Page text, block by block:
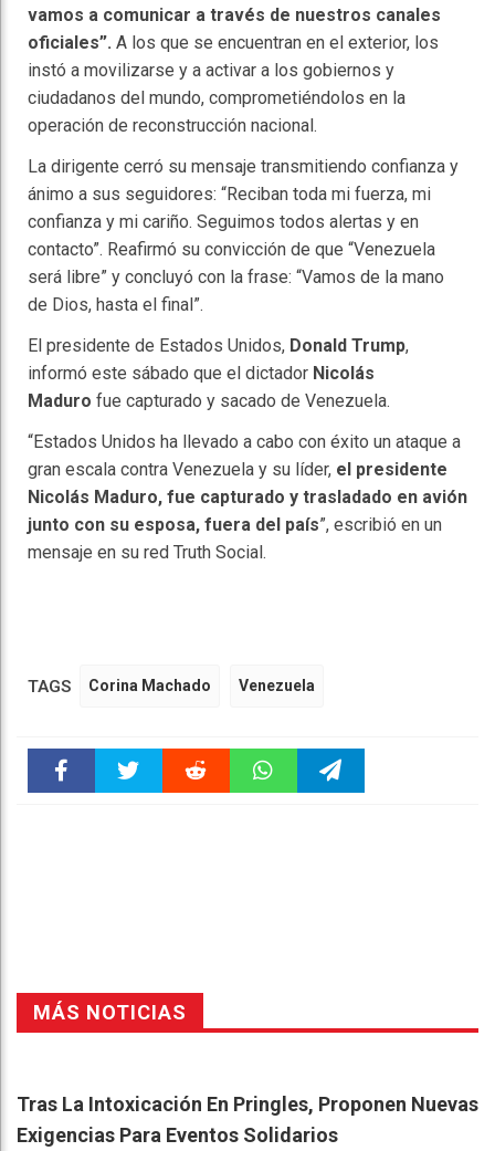
vamos a comunicar a través de nuestros canales
oficiales”. A los que se encuentran en el exterior, los
instó a movilizarse y a activar a los gobiernos y
ciudadanos del mundo, comprometiéndolos en la
operación de reconstrucción nacional.
La dirigente cerró su mensaje transmitiendo confianza y
ánimo a sus seguidores: “Reciban toda mi fuerza, mi
confianza y mi cariño. Seguimos todos alertas y en
contacto”. Reafirmó su convicción de que “Venezuela
será libre” y concluyó con la frase: “Vamos de la mano
de Dios, hasta el final”.
El presidente de Estados Unidos, Donald Trump,
informó este sábado que el dictador Nicolás
Maduro fue capturado y sacado de Venezuela.
“Estados Unidos ha llevado a cabo con éxito un ataque a
gran escala contra Venezuela y su líder, el presidente
Nicolás Maduro, fue capturado y trasladado en avión
junto con su esposa, fuera del país”, escribió en un
mensaje en su red Truth Social.
TAGS Corina Machado Venezuela
MÁS NOTICIAS
Tras La Intoxicación En Pringles, Proponen Nuevas
Exigencias Para Eventos Solidarios